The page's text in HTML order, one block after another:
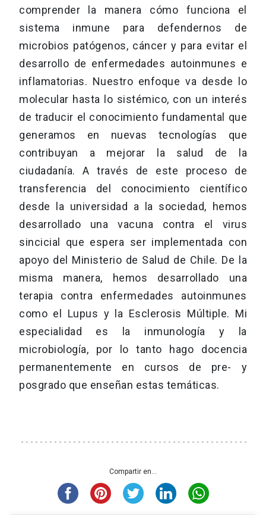
comprender la manera cómo funciona el
sistema inmune para defendernos de
microbios patógenos, cáncer y para evitar el
desarrollo de enfermedades autoinmunes e
inflamatorias. Nuestro enfoque va desde lo
molecular hasta lo sistémico, con un interés
de traducir el conocimiento fundamental que
generamos en nuevas tecnologías que
contribuyan a mejorar la salud de la
ciudadanía. A través de este proceso de
transferencia del conocimiento científico
desde la universidad a la sociedad, hemos
desarrollado una vacuna contra el virus
sincicial que espera ser implementada con
apoyo del Ministerio de Salud de Chile. De la
misma manera, hemos desarrollado una
terapia contra enfermedades autoinmunes
como el Lupus y la Esclerosis Múltiple. Mi
especialidad es la inmunología y la
microbiología, por lo tanto hago docencia
permanentemente en cursos de pre- y
posgrado que enseñan estas temáticas.
Compartir en...